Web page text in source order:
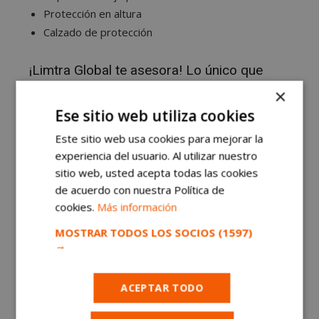
Protección en altura
Calzado de protección
¡Limtra Global te asesora! Lo único que
por su tienda C/Mariana pineda 8.
Sus servicios:
Atención personalizada
Personalización de prendas con distintos
métodos (bordado,vinilo textil,sublimación y
serigrafía)
Reparto garantizado garantizando la entrega en
un tiempo máximo de 48 horas
Gran stock de productos
×
Ese sitio web utiliza cookies
Este sitio web usa cookies para mejorar la
experiencia del usuario. Al utilizar nuestro
sitio web, usted acepta todas las cookies
de acuerdo con nuestra Política de
cookies. Más información
MOSTRAR TODOS LOS SOCIOS (1597)
→
ACEPTAR TODO